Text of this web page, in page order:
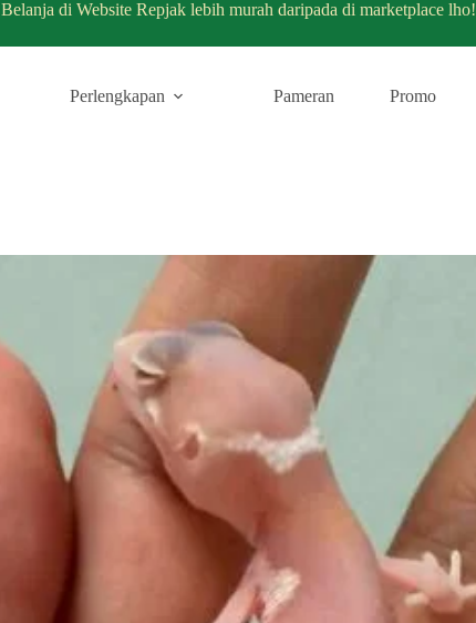
Belanja di Website Repjak lebih murah daripada di marketplace lho!
Perlengkapan Pameran Promo